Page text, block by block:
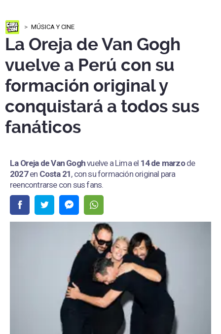
MÚSICA Y CINE
La Oreja de Van Gogh
vuelve a Perú con su
formación original y
conquistará a todos sus
fanáticos
La Oreja de Van Goghvuelve a Lima el 14 de marzode
2027en Costa 21, con su formación original para
reencontrarse con sus fans.